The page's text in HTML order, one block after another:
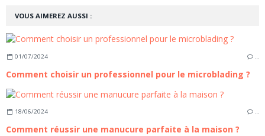
VOUS AIMEREZ AUSSI :
01/07/2024 …
Comment choisir un professionnel pour le microblading ?
18/06/2024 …
Comment réussir une manucure parfaite à la maison ?